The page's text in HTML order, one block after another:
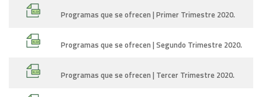
Programas que se ofrecen | Primer Trimestre 2020.
Programas que se ofrecen | Segundo Trimestre 2020.
Programas que se ofrecen | Tercer Trimestre 2020.